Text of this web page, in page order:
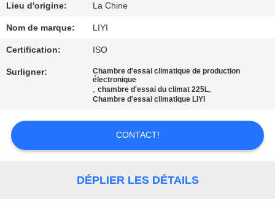
QUALITÉ
CONTACTEZ-
NOUS
CITATION
Lieu d'origine: La Chine
Nom de marque: LIYI
Certification: ISO
Surligner:
Chambre d'essai climatique de production
électronique
,chambre d'essai du climat 225L,
Chambre d'essai climatique LIYI
CONTACT!
DÉPLIER LES DÉTAILS